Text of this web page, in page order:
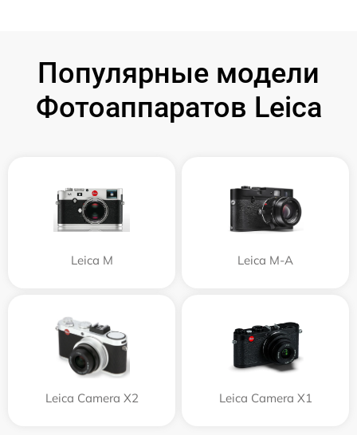
Популярные модели
Фотоаппаратов Leica
Leica M Leica M-A
Leica Camera X2 Leica Camera X1